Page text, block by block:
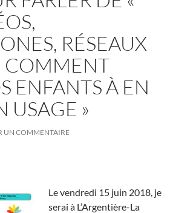
RÉSEAUX
COMMENT
ENFANTS À EN
USAGE »
UN COMMENTAIRE
Le vendredi 15 juin 2018, je
serai à L’Argentière-La